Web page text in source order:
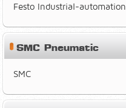
Festo Industrial-automation
SMC Pneumatic
SMC